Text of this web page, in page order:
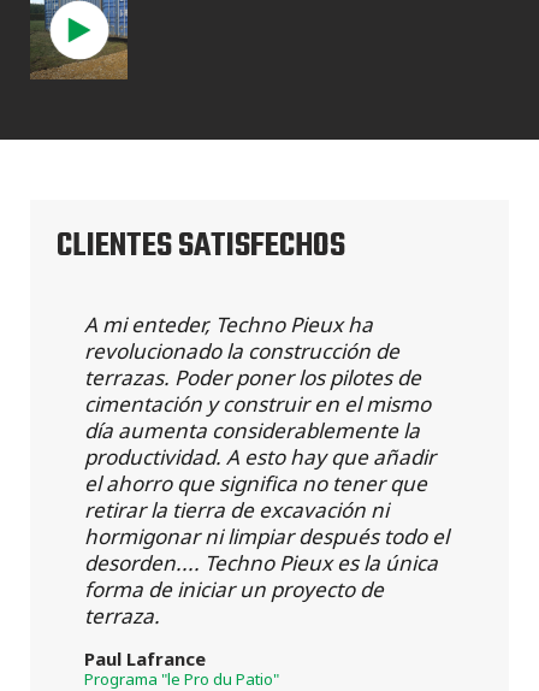
CLIENTES SATISFECHOS
A mi enteder, Techno Pieux ha
revolucionado la construcción de
terrazas. Poder poner los pilotes de
cimentación y construir en el mismo
día aumenta considerablemente la
productividad. A esto hay que añadir
el ahorro que significa no tener que
retirar la tierra de excavación ni
hormigonar ni limpiar después todo el
desorden.... Techno Pieux es la única
forma de iniciar un proyecto de
terraza.
Paul Lafrance
Programa "le Pro du Patio"